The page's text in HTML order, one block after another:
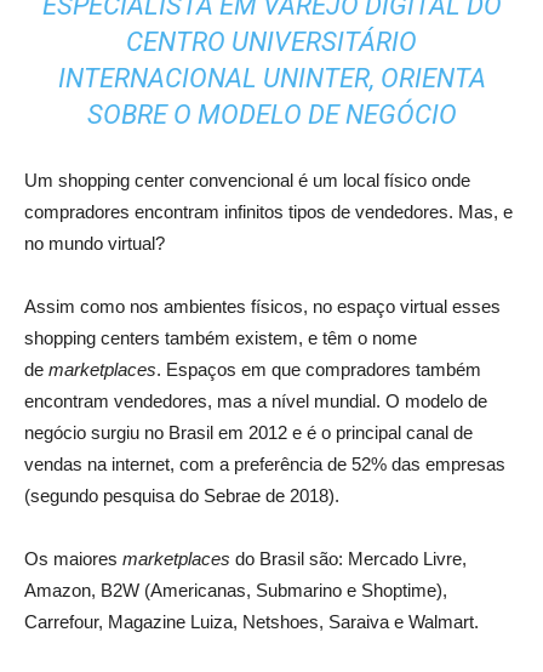
CENTRO UNIVERSITÁRIO
INTERNACIONAL UNINTER, ORIENTA
SOBRE O MODELO DE NEGÓCIO
Um shopping center convencional é um local físico onde
compradores encontram infinitos tipos de vendedores. Mas, e
no mundo virtual?
Assim como nos ambientes físicos, no espaço virtual esses
shopping centers também existem, e têm o nome
de marketplaces. Espaços em que compradores também
encontram vendedores, mas a nível mundial. O modelo de
negócio surgiu no Brasil em 2012 e é o principal canal de
vendas na internet, com a preferência de 52% das empresas
(segundo pesquisa do Sebrae de 2018).
Os maiores marketplaces do Brasil são: Mercado Livre,
Amazon, B2W (Americanas, Submarino e Shoptime),
Carrefour, Magazine Luiza, Netshoes, Saraiva e Walmart.